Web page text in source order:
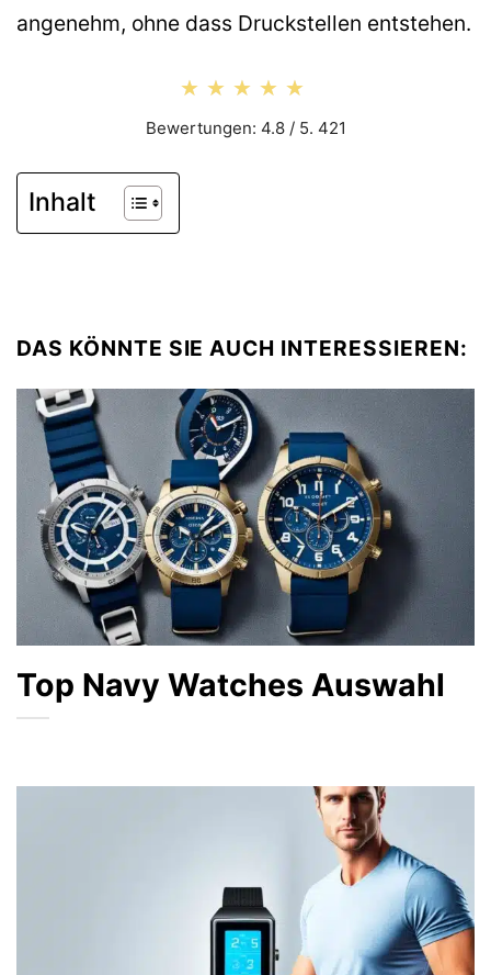
angenehm, ohne dass Druckstellen entstehen.
★★★★★
★★★★★
Bewertungen: 4.8 / 5. 421
Inhalt
DAS KÖNNTE SIE AUCH INTERESSIEREN:
Top Navy Watches Auswahl